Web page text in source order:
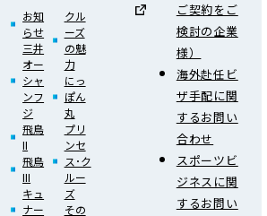
お知
らせ
三井
オー
シャ
ンフ
ジ
飛鳥
II
飛鳥
III
キュ
ナー
クル
ーズ
の魅
力
にっ
ぽん
丸
プリ
ンセ
ス･ク
ルー
ズ
その
ご契約をご
検討の企業
様）
海外赴任ビ
ザ手配に関
するお問い
合わせ
スポーツビ
ジネスに関
するお問い